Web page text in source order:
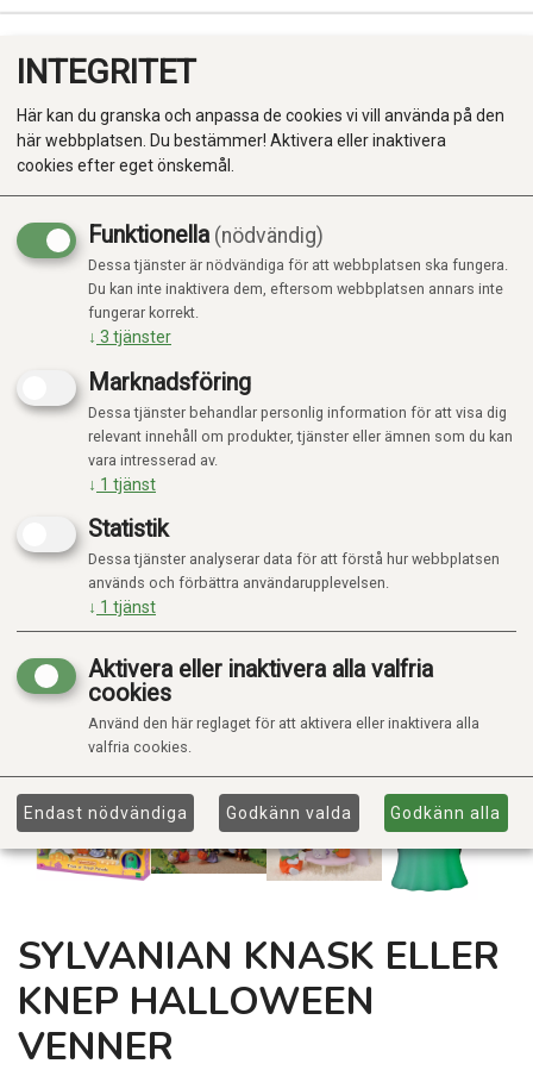
Produkter
Kategorier
Kampanj
SYLVANIAN KNASK ELLER
KNEP HALLOWEEN
VENNER
INTEGRITET
Här kan du granska och anpassa de cookies vi vill använda på den
här webbplatsen. Du bestämmer! Aktivera eller inaktivera
cookies efter eget önskemål.
Funktionella (nödvändig)
Dessa tjänster är nödvändiga för att webbplatsen ska fungera.
Du kan inte inaktivera dem, eftersom webbplatsen annars inte
fungerar korrekt.
↓ 3 tjänster
Marknadsföring
Dessa tjänster behandlar personlig information för att visa dig
relevant innehåll om produkter, tjänster eller ämnen som du kan
vara intresserad av.
↓ 1 tjänst
Statistik
Dessa tjänster analyserar data för att förstå hur webbplatsen
används och förbättra användarupplevelsen.
↓ 1 tjänst
Aktivera eller inaktivera alla valfria
cookies
Använd den här reglaget för att aktivera eller inaktivera alla
valfria cookies.
Endast nödvändiga Godkänn valda Godkänn alla